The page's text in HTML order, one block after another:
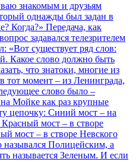
знакомым и друзьям
однажды был задан в
Когда?» Передача, как
задавался телезрителем
«Вот существует ряд слов:
Какое слово должно быть
что знатоки, многие из
тот момент – из Ленинграда,
слово было –
Мойке как раз крупные
цепочку: Синий мост – на
мост – в створе
мост – в створе Невского
Полицейским, а
называется Зеленым. И если